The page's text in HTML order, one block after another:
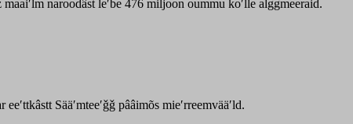
maaiʹlm naroodâst leʹbe 476 miljoon oummu koʹlle alggmeeraid.
Sääʹmteeʹǧǧ pââimõs mieʹrreemvääʹld.